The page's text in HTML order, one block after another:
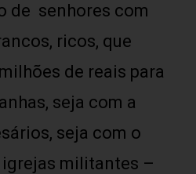
de senhores com
ricos, que
de reais para
seja com a
seja com o
militantes –